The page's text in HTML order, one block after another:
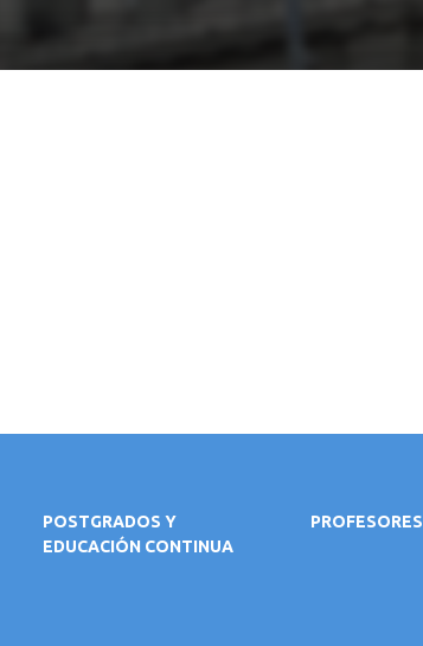
POSTGRADOS Y
EDUCACIÓN CONTINUA
PROFESORES